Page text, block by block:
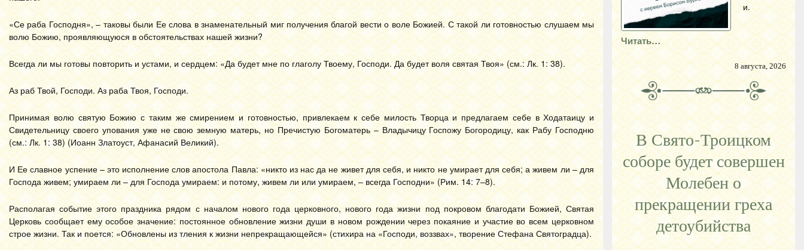
«Се раба Господня», – таковы были Ее слова в знаменательный миг получения благой вести о воле Божией. С такой ли готовностью слушаем мы
волю Божию, проявляющуюся в обстоятельствах нашей жизни?
Всегда ли мы готовы повторить и устами, и сердцем: «Да будет мне по глаголу Твоему, Господи. Да будет воля святая Твоя» (см.: Лк. 1: 38).
Аз раб Твой, Господи. Аз раба Твоя, Господи.
Принимая волю святую Божию с таким же смирением и готовностью, привлекаем к себе милость Творца и предлагаем себе в Ходатаицу и
Свидетельницу своего упования уже не свою земную матерь, но Пречистую Богоматерь – Владычицу Госпожу Богородицу, как Рабу Господню
(см.: Лк. 1: 38) (Иоанн Златоуст, Афанасий Великий).
И Ее славное успение – это исполнение слов апостола Павла: «никто из нас да не живет для себя, и никто не умирает для себя; а живем ли – для
Господа живем; умираем ли – для Господа умираем: и потому, живем ли или умираем, – всегда Господни» (Рим. 14: 7–8).
Располагая событие этого праздника рядом с началом нового года церковного, нового года жизни под покровом благодати Божией, Святая
Церковь сообщает ему особое значение: постоянное обновление жизни души в новом рождении через покаяние и участие во всем церковном
строе жизни. Так и поется: «Обновлены из тления к жизни непрекращающейся» (стихира на «Господи, воззвах», творение Стефана Святоградца).
и.
Читать…
8 августа, 2026
В Свято-Троицком
соборе будет совершен
Молебен о
прекращении греха
детоубийства